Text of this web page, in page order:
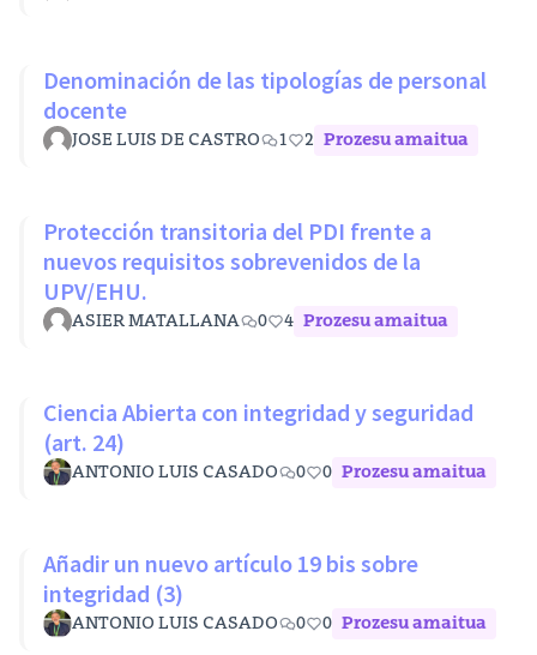
Denominación de las tipologías de personal
docente
JOSE LUIS DE CASTRO 1 2 Prozesu amaitua
Protección transitoria del PDI frente a
nuevos requisitos sobrevenidos de la
UPV/EHU.
ASIER MATALLANA 0 4 Prozesu amaitua
Ciencia Abierta con integridad y seguridad
(art. 24)
ANTONIO LUIS CASADO 0 0 Prozesu amaitua
Añadir un nuevo artículo 19 bis sobre
integridad (3)
ANTONIO LUIS CASADO 0 0 Prozesu amaitua